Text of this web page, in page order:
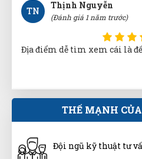
NÝ
Như Ý
Giá mềm, hàng chất lượng
VT
Văn Chí Tâm
THẾ MẠNH
Đội ngũ kỹ thuật tư